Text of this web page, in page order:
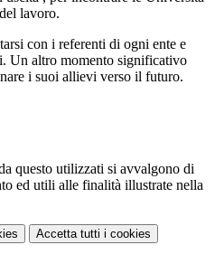
lavoro.
con i referenti di ogni ente e
Un altro momento significativo
i suoi allievi verso il futuro.
questo utilizzati si avvalgono di
ed utili alle finalità illustrate nella
Accetta tutti i cookies